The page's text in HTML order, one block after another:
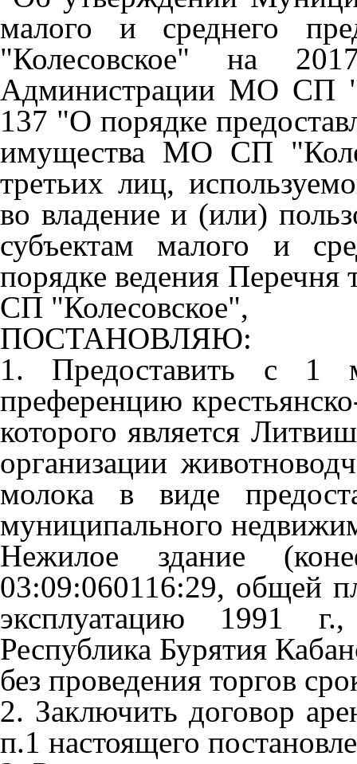
малого и среднего
"Колесовское" на
Администрации МО СП
137 "О порядке
имущества МО СП
третьих лиц,
во владение и (или)
субъектам малого и
порядке ведения
СП "Колесовское",
ПОСТАНОВЛЯЮ:
1. Предоставить с 1
преференцию
которого является
организации
молока в виде
муниципального
Нежилое здание
03:09:060116:29, общей
эксплуатацию 1991
Республика Бурятия
без проведения торгов
2. Заключить договор
п.1 настоящего